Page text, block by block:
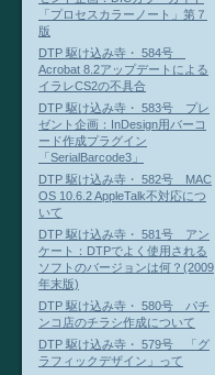
「プロセスカラーノート」第７
版
DTP 駆け込み寺・ 584号
Acrobat 8.2アップデートによる
イラレCS2の不具合
DTP 駆け込み寺・ 583号 プレ
ゼント企画：InDesign用バーコ
ード作成プラグイン
「SerialBarcode3」
DTP 駆け込み寺・ 582号 MAC
OS 10.6.2 AppleTalk不対応につ
いて
DTP 駆け込み寺・ 581号 アン
ケート：DTPでよく使用される
ソフトのバージョンは何？(2009
年末版)
DTP 駆け込み寺・ 580号 パチ
ンコ店のチラシ作成について
DTP 駆け込み寺・ 579号 「グ
ラフィックデザイン」って